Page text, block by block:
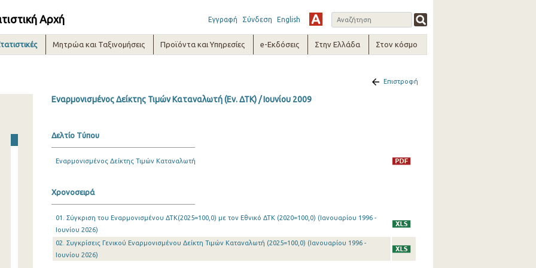
Αρχή Εγγραφή Σύνδεση English
Μητρώα και Ταξινομήσεις Προϊόντα και Υπηρεσίες e-Εκδόσεις Στην Ελλάδα Στον κόσμο
Επιστροφή
Εναρμονισμένος Δείκτης Τιμών Καταναλωτή (Εν. ΔΤΚ) / Ιουνίου 2009
Δελτίο Τύπου
Εναρμονισμένος Δείκτης Τιμών Καταναλωτή
Χρονοσειρά
01. Σύγκριση του Εναρμονισμένου ΔΤΚ(2025=100,0) με τον Εθνικό ΔΤΚ (2020=100,0) (Ιανουαρίου 1996 -
Ιουνίου 2026)
02. Συγκρίσεις Γενικού Εναρμονισμένου Δείκτη Τιμών Καταναλωτή (2025=100,0) (Ιανουαρίου 1996 -
Ιουνίου 2026)